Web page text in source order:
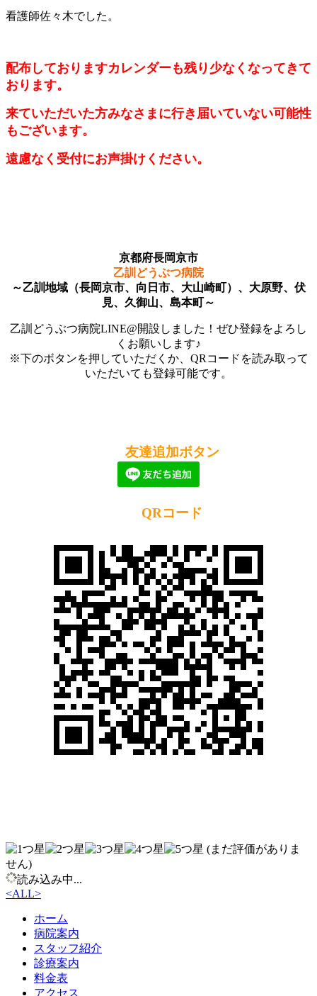
看護師佐々木でした。
配布しておりますカレンダーも残り少なくなってきて
おります。
来ていただいた方みなさまに行き届いていない可能性
もございます。
遠慮なく受付にお声掛けください。
京都府長岡京市
乙訓どうぶつ病院
～乙訓地域（長岡京市、向日市、大山崎町）、大原野、伏
見、久御山、島本町～
乙訓どうぶつ病院LINE@開設しました！ぜひ登録をよろし
くお願いします♪
※下のボタンを押していただくか、QRコードを読み取って
いただいても登録可能です。
友達追加ボタン
QRコード
(まだ評価がありま
せん)
読み込み中...
<ALL>
ホーム
病院案内
スタッフ紹介
診療案内
料金表
アクセス